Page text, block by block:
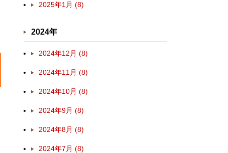
2025年1月 (8)
2024年
2024年12月 (8)
2024年11月 (8)
2024年10月 (8)
2024年9月 (8)
2024年8月 (8)
2024年7月 (8)